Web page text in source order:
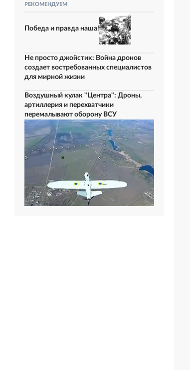
РЕКОМЕНДУЕМ
Победа и правда наша!
Не просто джойстик: Война дронов
создает востребованных специалистов
для мирной жизни
Воздушный кулак "Центра": Дроны,
артиллерия и перехватчики
перемалывают оборону ВСУ